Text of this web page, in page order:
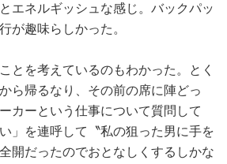
エネルギッシュな感じ。バックパッ
が趣味らしかった。
とを考えているのもわかった。とく
ら帰るなり、その前の席に陣どっ
カーという仕事について質問して
」を連呼して〝私の狙った男に手を
開だったのでおとなしくするしかな